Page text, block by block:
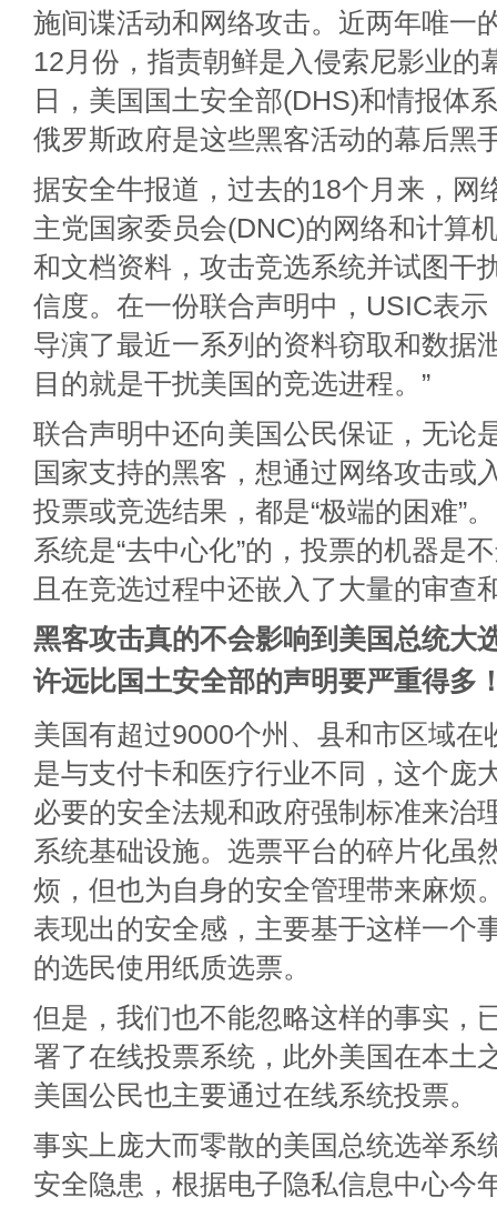
施间谍活动和网络攻击。近两年唯一
12月份，指责朝鲜是入侵索尼影业的
日，美国国土安全部(DHS)和情报体
俄罗斯政府是这些黑客活动的幕后黑
据安全牛报道，过去的18个月来，网
主党国家委员会(DNC)的网络和计算
和文档资料，攻击竞选系统并试图干
信度。在一份联合声明中，USIC表示
导演了最近一系列的资料窃取和数据
目的就是干扰美国的竞选进程。”
联合声明中还向美国公民保证，无论
国家支持的黑客，想通过网络攻击或
投票或竞选结果，都是“极端的困难”
系统是“去中心化”的，投票的机器是
且在竞选过程中还嵌入了大量的审查
黑客攻击真的不会影响到美国总统大
许远比国土安全部的声明要严重得多
美国有超过9000个州、县和市区域在
是与支付卡和医疗行业不同，这个庞
必要的安全法规和政府强制标准来治
系统基础设施。选票平台的碎片化虽
烦，但也为自身的安全管理带来麻烦
表现出的安全感，主要基于这样一个
的选民使用纸质选票。
但是，我们也不能忽略这样的事实，
署了在线投票系统，此外美国在本土
美国公民也主要通过在线系统投票。
事实上庞大而零散的美国总统选举系
安全隐患，根据电子隐私信息中心今